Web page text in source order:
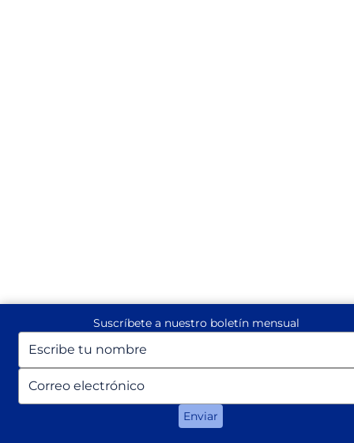
Suscríbete a nuestro boletín mensual
nombre
correo
Enviar